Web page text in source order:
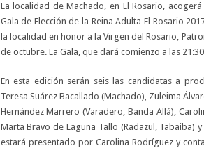
La localidad de Machado, en El Rosario,
Gala de Elección de la Reina Adulta El Rosario
la localidad en honor a la Virgen del Rosario,
de octubre. La Gala, que dará comienzo a las
En esta edición serán seis las candidatas a
Teresa Suárez Bacallado (Machado), Zuleima
Hernández Marrero (Varadero, Banda Allá),
Marta Bravo de Laguna Tallo (Radazul, Tabaiba)
estará presentado por Carolina Rodríguez y